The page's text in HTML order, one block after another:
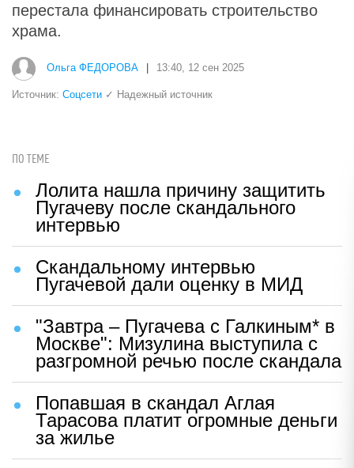
перестала финансировать строительство
храма.
Ольга ФЕДОРОВА 13:40, 12 сен 2025
Источник: Соцсети ✓ Надежный источник
ПО ТЕМЕ
Лолита нашла причину защитить
Пугачеву после скандального
интервью
Скандальному интервью
Пугачевой дали оценку в МИД
"Завтра – Пугачева с Галкиным* в
Москве": Мизулина выступила с
разгромной речью после скандала
Попавшая в скандал Аглая
Тарасова платит огромные деньги
за жилье